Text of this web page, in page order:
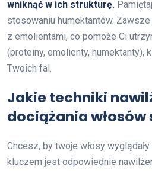
wniknąć w ich strukturę.
stosowaniu humektantów.
z emolientami, co pomoże Ci
(proteiny, emolienty, humektanty),
Twoich fal.
Jakie techniki
dociążania włosów
Chcesz, by twoje włosy
kluczem jest odpowiednie